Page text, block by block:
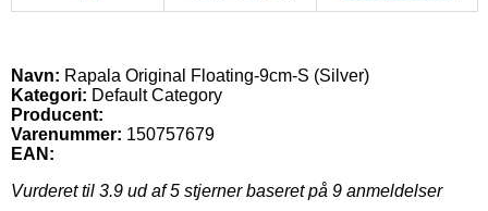
Navn: Rapala Original Floating-9cm-S (Silver)
Kategori: Default Category
Producent:
Varenummer: 150757679
EAN:
Vurderet til 3.9 ud af 5 stjerner baseret på 9 anmeldelser